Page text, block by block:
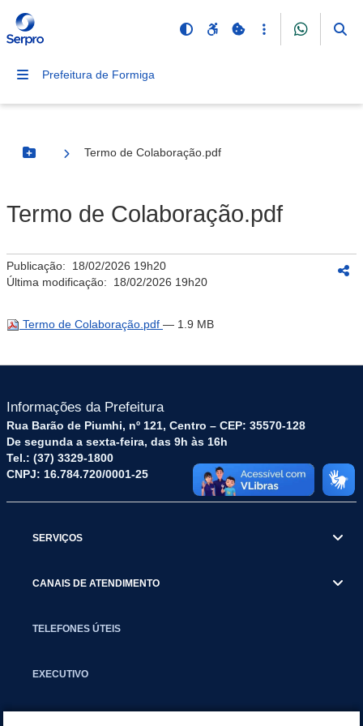
Prefeitura de Formiga
Botão Menu
Termo de Colaboração.pdf
Termo de Colaboração.pdf
Publicação: 18/02/2026 19h20
Última modificação: 18/02/2026 19h20
Termo de Colaboração.pdf — 1.9 MB
Informações da Prefeitura
Rua Barão de Piumhi, nº 121, Centro – CEP: 35570-128
De segunda a sexta-feira, das 9h às 16h
Tel.: (37) 3329-1800
CNPJ: 16.784.720/0001-25
SERVIÇOS
CANAIS DE ATENDIMENTO
TELEFONES ÚTEIS
EXECUTIVO